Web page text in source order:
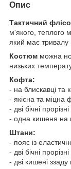
Опис
Тактичний
м'якого, теплого
який має тривалу
Костюм можна
низьких
Кофта:
- на блискавці та
- якісна та міцна
- дві бічні
- одна кишеня на
Штани:
- пояс із
- дві бічні
- дві кишені ззаду